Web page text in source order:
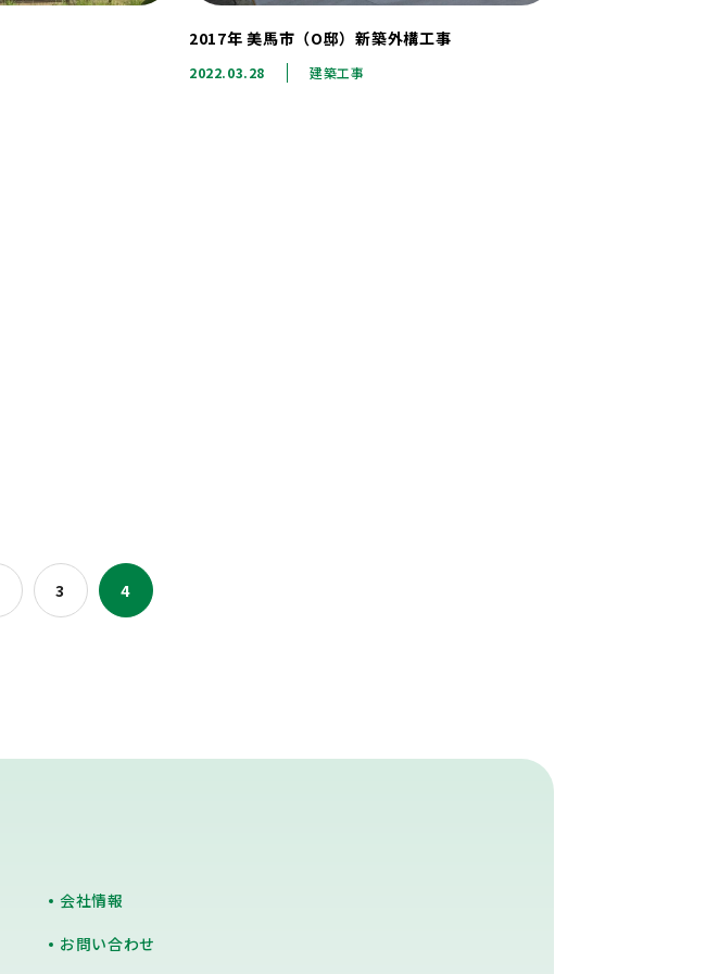
2017年 美馬市（O邸）新築外構工事
2022.03.28 建築工事
3 4
会社情報
お問い合わせ